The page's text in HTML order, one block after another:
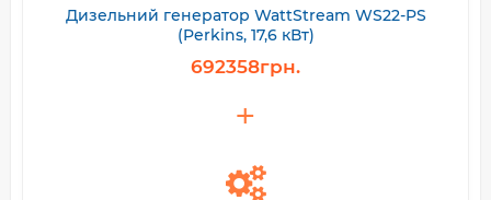
Дизельний генератор WattStream WS22-PS
(Perkins, 17,6 кВт)
692358грн.